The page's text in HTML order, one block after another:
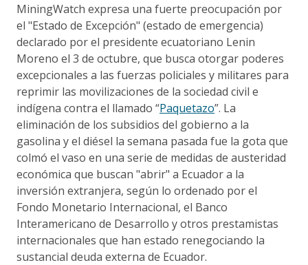
MiningWatch expresa una fuerte preocupación por
el "Estado de Excepción" (estado de emergencia)
declarado por el presidente ecuatoriano Lenin
Moreno el 3 de octubre, que busca otorgar poderes
excepcionales a las fuerzas policiales y militares para
reprimir las movilizaciones de la sociedad civil e
indígena contra el llamado “Paquetazo”. La
eliminación de los subsidios del gobierno a la
gasolina y el diésel la semana pasada fue la gota que
colmó el vaso en una serie de medidas de austeridad
económica que buscan "abrir" a Ecuador a la
inversión extranjera, según lo ordenado por el
Fondo Monetario Internacional, el Banco
Interamericano de Desarrollo y otros prestamistas
internacionales que han estado renegociando la
sustancial deuda externa de Ecuador.